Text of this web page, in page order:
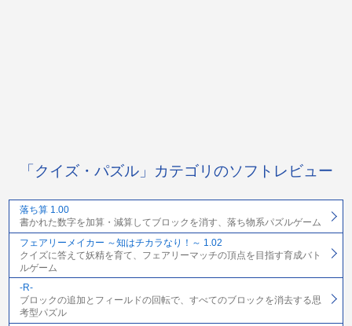
「クイズ・パズル」カテゴリのソフトレビュー
落ち算 1.00
書かれた数字を加算・減算してブロックを消す、落ち物系パズルゲーム
フェアリーメイカー ～知はチカラなり！～ 1.02
クイズに答えて妖精を育て、フェアリーマッチの頂点を目指す育成バト
ルゲーム
-R-
ブロックの追加とフィールドの回転で、すべてのブロックを消去する思
考型パズル